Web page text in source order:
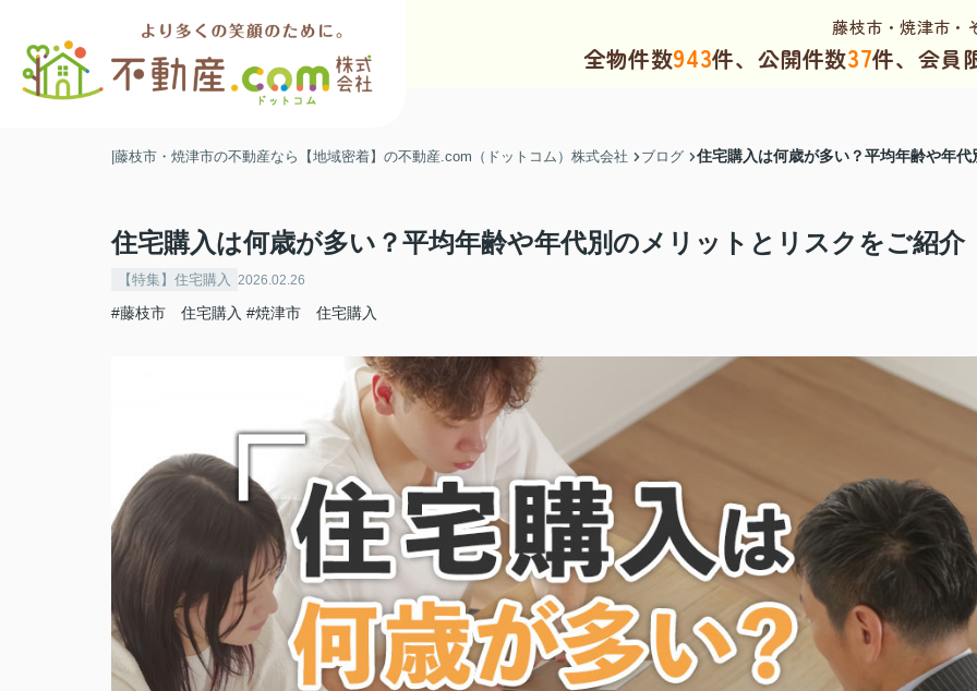
藤枝市・焼津市・
全物件数943件、公開件数37件、会員
|藤枝市・焼津市の不動産なら【地域密着】の不動産.com（ドットコム）株式会社 ブログ 住宅購入は何歳が多い？平均年齢や年
住宅購入は何歳が多い？平均年齢や年代別のメリットとリスクをご紹介
【特集】住宅購入 2026.02.26
#藤枝市 住宅購入 #焼津市 住宅購入